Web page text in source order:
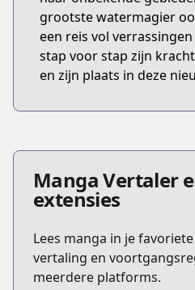
grootste watermagier
een reis vol
stap voor stap zijn
en zijn plaats in deze
Manga Vertaler
extensies
Lees manga in je
vertaling en
meerdere platforms.